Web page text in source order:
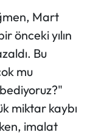
Mart
önceki yılın
Bu
mu
miktar kaybı
imalat